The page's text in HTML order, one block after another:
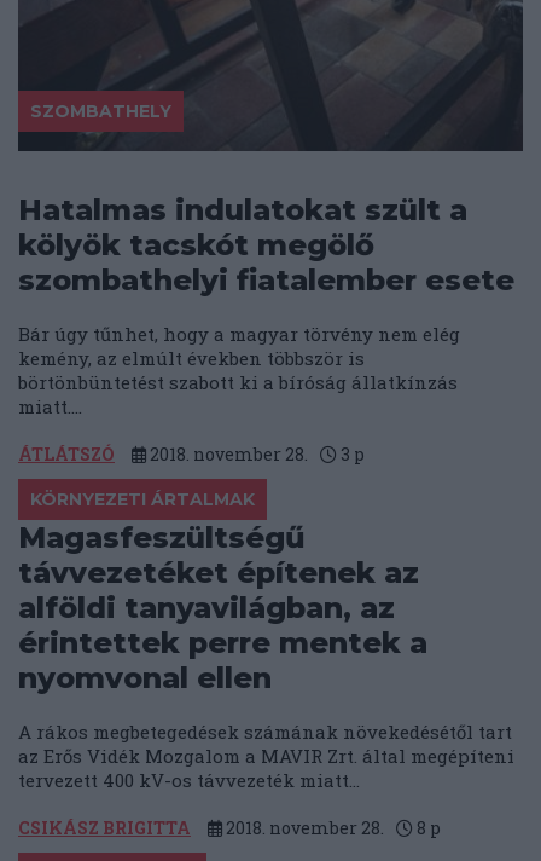
SZOMBATHELY
Hatalmas indulatokat szült a
kölyök tacskót megölő
szombathelyi fiatalember esete
Bár úgy tűnhet, hogy a magyar törvény nem elég
kemény, az elmúlt években többször is
börtönbüntetést szabott ki a bíróság állatkínzás
miatt....
ÁTLÁTSZÓ 2018. november 28. 3 p
KÖRNYEZETI ÁRTALMAK
Magasfeszültségű
távvezetéket építenek az
alföldi tanyavilágban, az
érintettek perre mentek a
nyomvonal ellen
A rákos megbetegedések számának növekedésétől tart
az Erős Vidék Mozgalom a MAVIR Zrt. által megépíteni
tervezett 400 kV-os távvezeték miatt...
CSIKÁSZ BRIGITTA 2018. november 28. 8 p